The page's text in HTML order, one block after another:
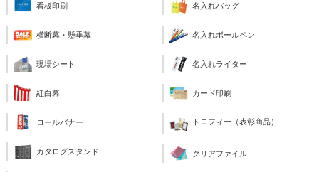
看板印刷
横断幕・懸垂幕
現場シート
紅白幕
ロールバナー
カタログスタンド
名入れバッグ
名入れボールペン
名入れライター
カード印刷
トロフィー（表彰商品）
クリアファイル